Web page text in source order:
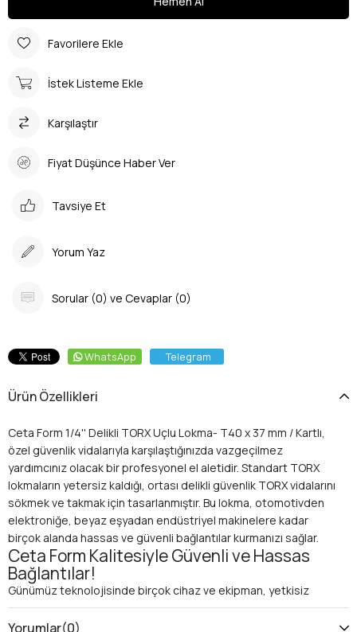
Favorilere Ekle
İstek Listeme Ekle
Karşılaştır
Fiyat Düşünce Haber Ver
Tavsiye Et
Yorum Yaz
Sorular (0) ve Cevaplar (0)
WhatsApp Telegram
Ürün Özellikleri
Ceta Form 1/4'' Delikli TORX Uçlu Lokma- T40 x 37 mm / Kartlı,
özel güvenlik vidalarıyla karşılaştığınızda vazgeçilmez
yardımcınız olacak bir profesyonel el aletidir. Standart TORX
lokmaların yetersiz kaldığı, ortası delikli güvenlik TORX vidalarını
sökmek ve takmak için tasarlanmıştır. Bu lokma, otomotivden
elektroniğe, beyaz eşyadan endüstriyel makinelere kadar
birçok alanda hassas ve güvenli bağlantılar kurmanızı sağlar.
Ceta Form Kalitesiyle Güvenli ve Hassas
Bağlantılar!
Günümüz teknolojisinde birçok cihaz ve ekipman, yetkisiz
müdahaleleri önlemek amacıyla özel güvenlik vidaları kullanır. Bu
vidalar arasında en yaygın olanlardan biri de ortası delikli TORX
Yorumlar(0)